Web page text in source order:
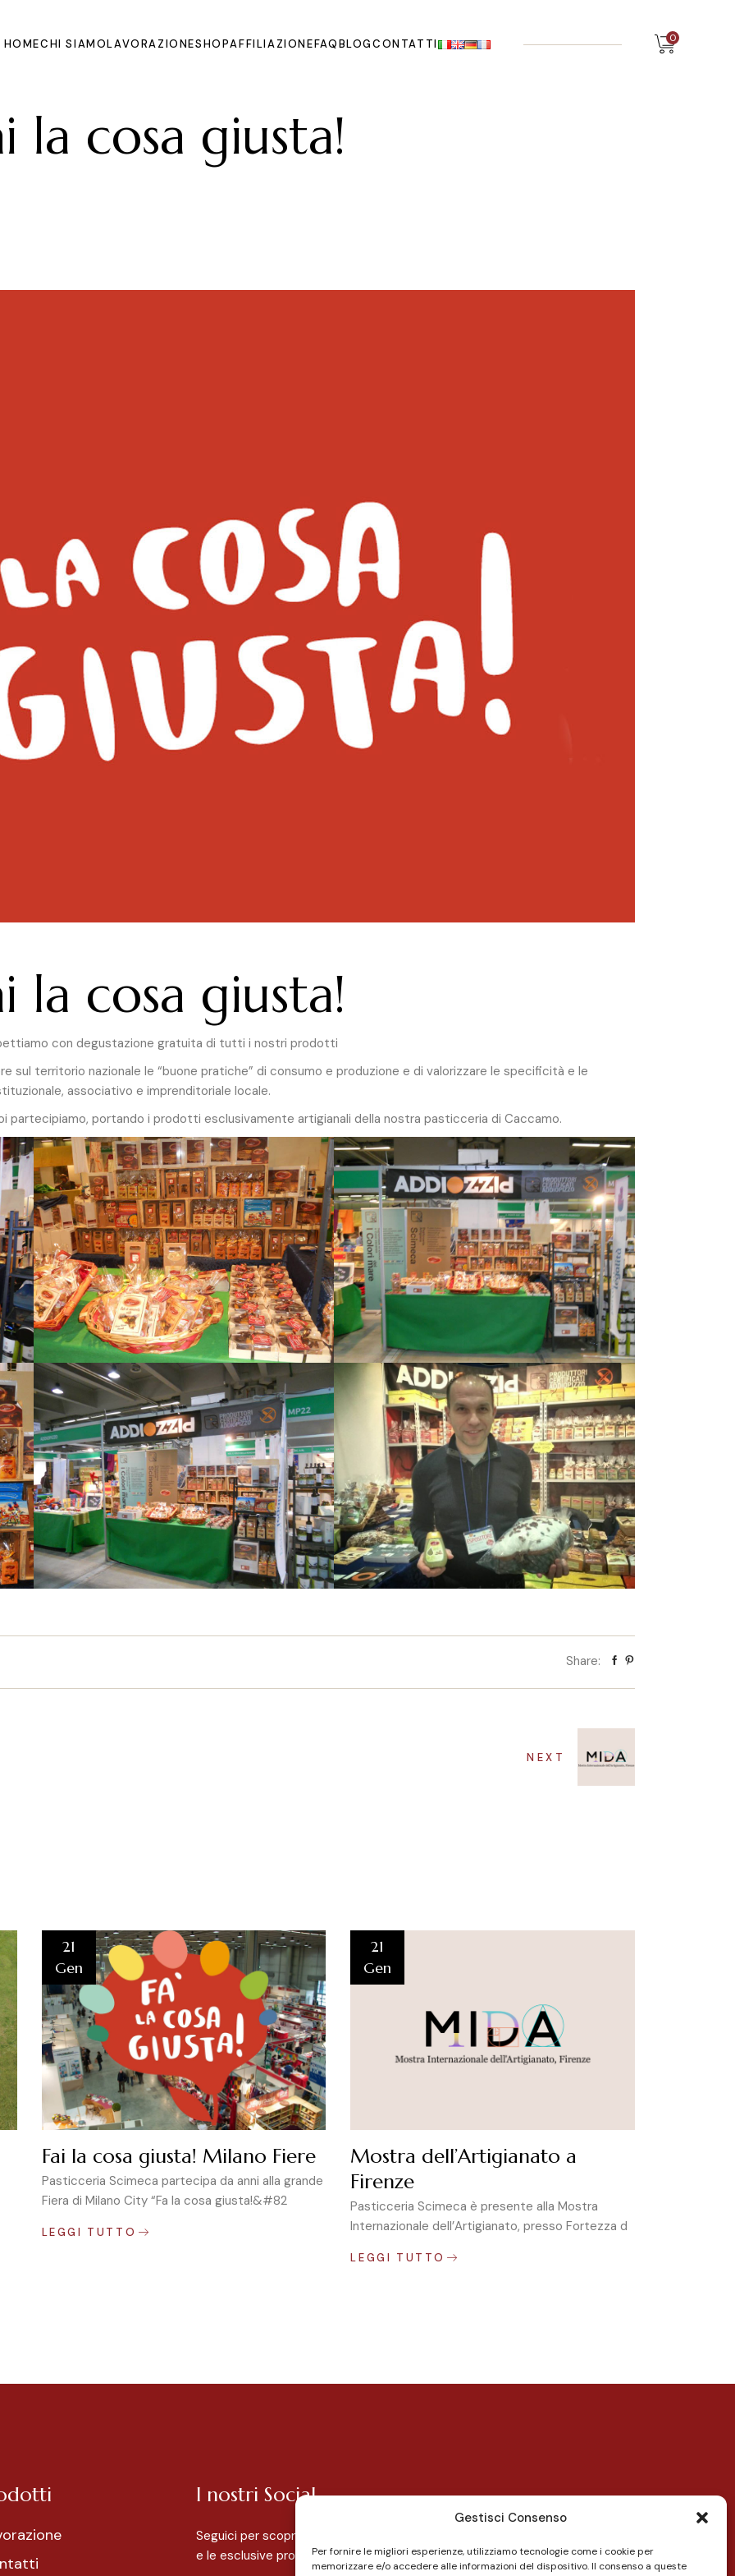
Gestisci Consenso
Per fornire le migliori esperienze, utilizziamo tecnologie come i cookie per
memorizzare e/o accedere alle informazioni del dispositivo. Il consenso a queste
HOMECHI SIAMOLAVORAZIONESHOPAFFILIAZIONEFAQBLOGCONTATTI 0
la cosa giusta!
la cosa giusta!
con degustazione gratuita di tutti i nostri prodotti
sul territorio nazionale le “buone pratiche” di consumo e produzione e di valorizzare le specificità e le
associativo e imprenditoriale locale.
partecipiamo, portando i prodotti esclusivamente artigianali della nostra pasticceria di Caccamo.
Share:
NEXT
21
Gen
Fai la cosa giusta! Milano Fiere
Pasticceria Scimeca partecipa da anni alla grande
Fiera di Milano City “Fa la cosa giusta!&#82
LEGGI TUTTO
21
Gen
Mostra dell’Artigianato a
Firenze
Pasticceria Scimeca è presente alla Mostra
Internazionale dell’Artigianato, presso Fortezza d
LEGGI TUTTO
I nostri Social
Seguici per scoprire i nostri prodotti
e le esclusive promozioni.